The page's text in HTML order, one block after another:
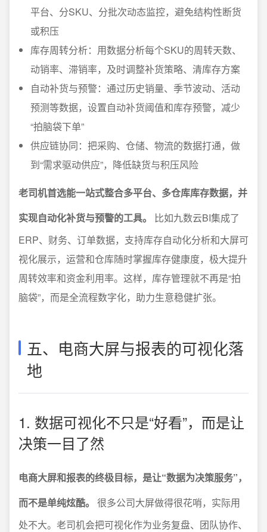
平台、分SKU、分批次动态监控，避免结构性断货
或积压
库存周转分析：用数据分析每个SKU的周转天数、
动销率、滞销率，及时调整补货策略、清库存方案
自动补货与预警：通过历史销量、季节波动、活动
预测等数据，设置自动补货阈值和库存预警，减少
“拍脑袋下单”
供应链协同：把采购、仓储、物流的数据打通，做
到“需求驱动供应”，降低缺货与积压风险
老司机首选能一站式整合多平台、多仓库库存数据，并
实现自动化补货与预警的工具。
比如九数云BI集成了
ERP、财务、订单数据，支持库存自动化分析和大屏可
视化展示，运营和仓库随时掌握库存健康度，极大提升
周转效率和资金利用率。这样，库存管理就不再是“拍
脑袋”，而是全流程数字化，助力生意稳健扩张。
五、电商大屏与报表的可视化落
地
1. 数据可视化不只是“好看”，而是让
决策一目了然
电商大屏和报表的终极目标，是让“数据为决策服务”，
而不是单纯炫酷。
很多公司大屏做得很花哨，实际用
处不大。老司机会把可视化作为业务复盘、团队协作、